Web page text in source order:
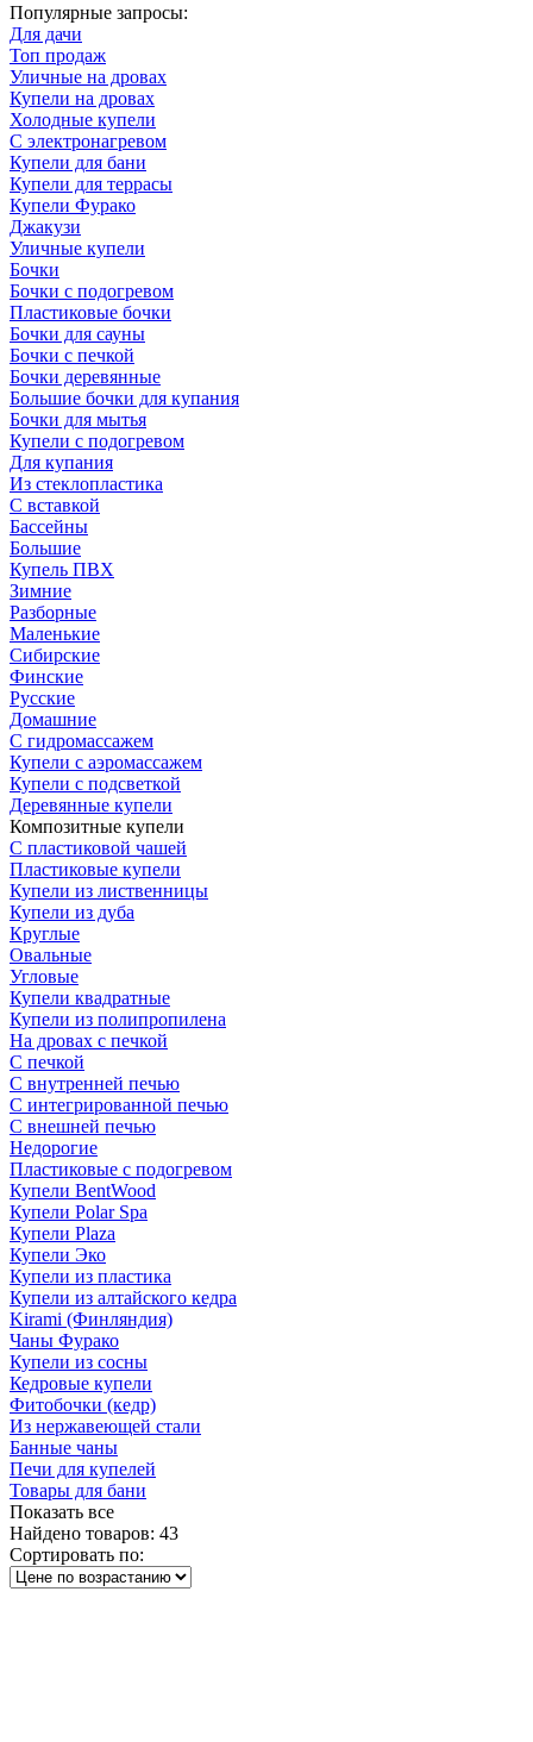
Популярные запросы:
Для дачи
Топ продаж
Уличные на дровах
Купели на дровах
Холодные купели
С электронагревом
Купели для бани
Купели для террасы
Купели Фурако
Джакузи
Уличные купели
Бочки
Бочки с подогревом
Пластиковые бочки
Бочки для сауны
Бочки с печкой
Бочки деревянные
Большие бочки для купания
Бочки для мытья
Купели с подогревом
Для купания
Из стеклопластика
С вставкой
Бассейны
Большие
Купель ПВХ
Зимние
Разборные
Маленькие
Сибирские
Финские
Русские
Домашние
С гидромассажем
Купели с аэромассажем
Купели с подсветкой
Деревянные купели
Композитные купели
С пластиковой чашей
Пластиковые купели
Купели из лиственницы
Купели из дуба
Круглые
Овальные
Угловые
Купели квадратные
Купели из полипропилена
На дровах с печкой
С печкой
С внутренней печью
С интегрированной печью
С внешней печью
Недорогие
Пластиковые с подогревом
Купели BentWood
Купели Polar Spa
Купели Plaza
Купели Эко
Купели из пластика
Купели из алтайского кедра
Kirami (Финляндия)
Чаны Фурако
Купели из сосны
Кедровые купели
Фитобочки (кедр)
Из нержавеющей стали
Банные чаны
Печи для купелей
Товары для бани
Показать все
Найдено товаров: 43
Сортировать по: